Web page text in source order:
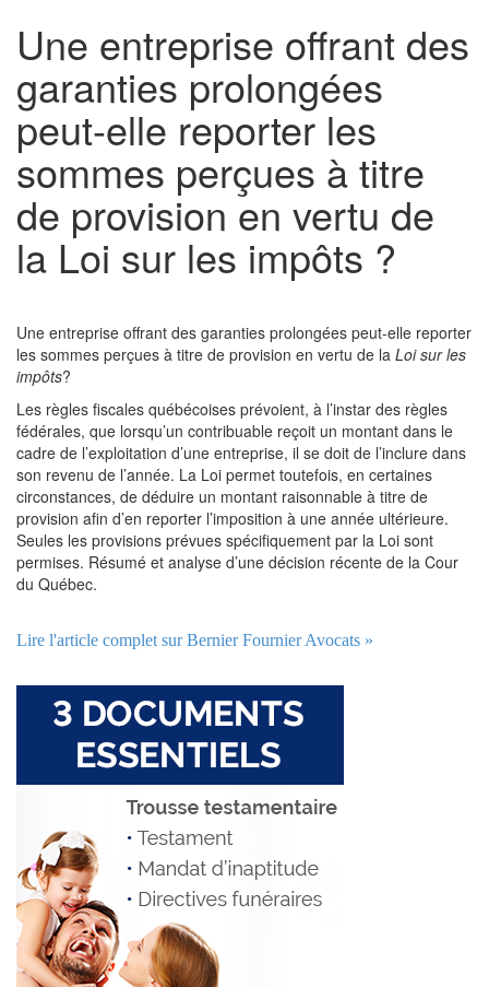
Une entreprise offrant des
garanties prolongées
peut-elle reporter les
sommes perçues à titre
de provision en vertu de
la Loi sur les impôts ?
Une entreprise offrant des garanties prolongées peut-elle reporter
les sommes perçues à titre de provision en vertu de la Loi sur les
impôts?
Les règles fiscales québécoises prévoient, à l’instar des règles
fédérales, que lorsqu’un contribuable reçoit un montant dans le
cadre de l’exploitation d’une entreprise, il se doit de l’inclure dans
son revenu de l’année. La Loi permet toutefois, en certaines
circonstances, de déduire un montant raisonnable à titre de
provision afin d’en reporter l’imposition à une année ultérieure.
Seules les provisions prévues spécifiquement par la Loi sont
permises. Résumé et analyse d’une décision récente de la Cour
du Québec.
Lire l'article complet sur Bernier Fournier Avocats »